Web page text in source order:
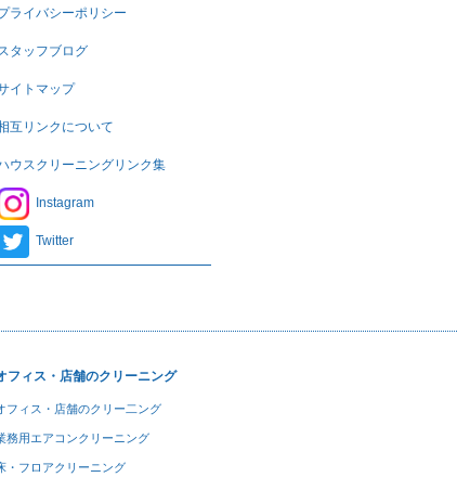
ライバシーポリシー
タッフブログ
イトマップ
互リンクについて
ウスクリーニングリンク集
Instagram
Twitter
フィス・店舗のクリーニング
フィス・店舗のクリー二ング
務用エアコンクリーニング
・フロアクリーニング